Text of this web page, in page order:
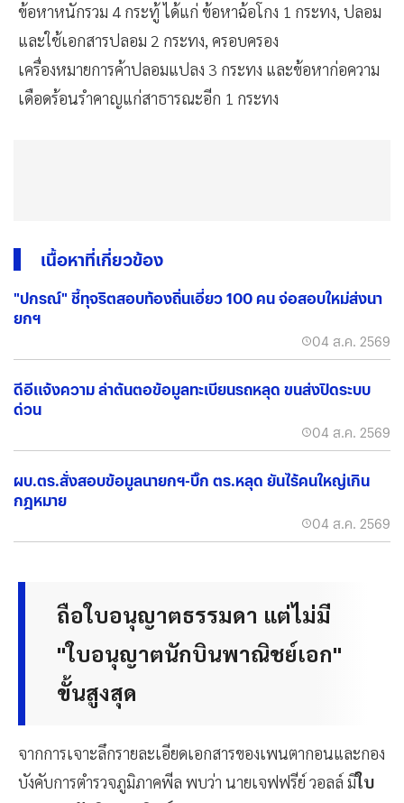
ข้อหาหนักรวม 4 กระทู้ ได้แก่ ข้อหาฉ้อโกง 1 กระทง, ปลอม
และใช้เอกสารปลอม 2 กระทง, ครอบครอง
เครื่องหมายการค้าปลอมแปลง 3 กระทง และข้อหาก่อความ
เดือดร้อนรำคาญแก่สาธารณะอีก 1 กระทง
เนื้อหาที่เกี่ยวข้อง
"ปกรณ์" ชี้ทุจริตสอบท้องถิ่นเอี่ยว 100 คน จ่อสอบใหม่ส่งนา
ยกฯ
04 ส.ค. 2569
ดีอีแจ้งความ ล่าต้นตอข้อมูลทะเบียนรถหลุด ขนส่งปิดระบบ
ด่วน
04 ส.ค. 2569
ผบ.ตร.สั่งสอบข้อมูลนายกฯ-บิ๊ก ตร.หลุด ยันไร้คนใหญ่เกิน
กฎหมาย
04 ส.ค. 2569
ถือใบอนุญาตธรรมดา แต่ไม่มี
"ใบอนุญาตนักบินพาณิชย์เอก"
ขั้นสูงสุด
จากการเจาะลึกรายละเอียดเอกสารของเพนตากอนและกอง
บังคับการตำรวจภูมิภาคพีล พบว่า นายเจฟฟรีย์ วอลล์ มีใบ